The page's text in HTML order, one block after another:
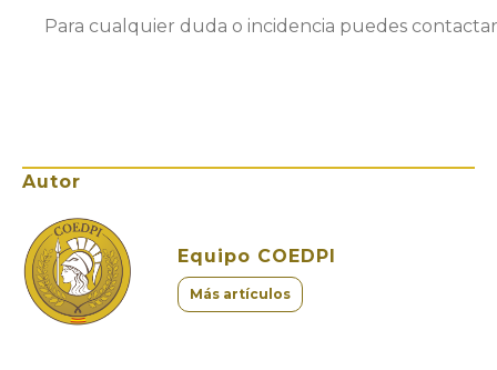
Para cualquier duda o incidencia puedes
Autor
Equipo COEDPI
Más artículos